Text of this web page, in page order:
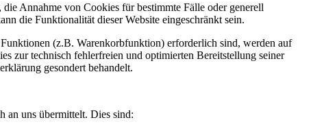
Annahme von Cookies für bestimmte Fälle oder generell
die Funktionalität dieser Website eingeschränkt sein.
(z.B. Warenkorbfunktion) erforderlich sind, werden auf
zur technisch fehlerfreien und optimierten Bereitstellung seiner
gesondert behandelt.
an uns übermittelt. Dies sind: